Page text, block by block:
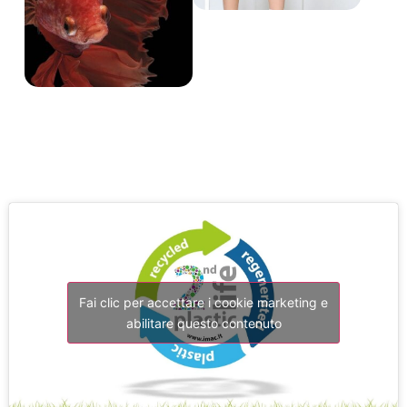
Fai clic per accettare i cookie marketing e
abilitare questo contenuto